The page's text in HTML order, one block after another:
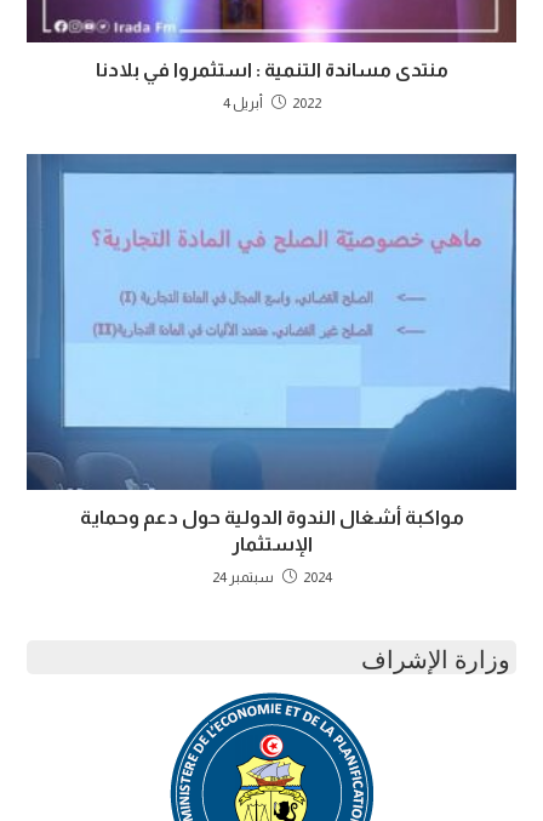
منتدى مساندة التنمية : استثمروا في بلادنا
2022 أبريل 4
مواكبة أشغال الندوة الدولية حول دعم وحماية
الإستثمار
2024 سبتمبر 24
وزارة الإشراف